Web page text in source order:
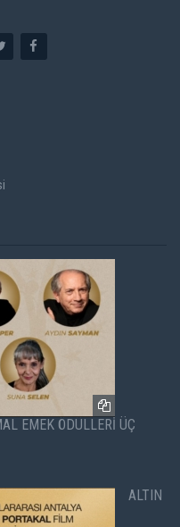
EMEK ÖDÜLLERİ ÜÇ
ALTIN